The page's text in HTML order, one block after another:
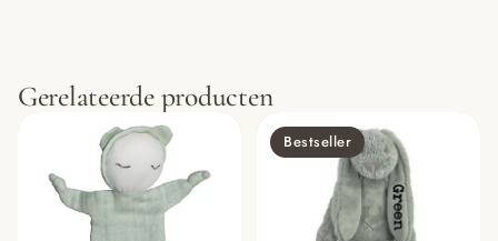
Gerelateerde producten
Bestseller